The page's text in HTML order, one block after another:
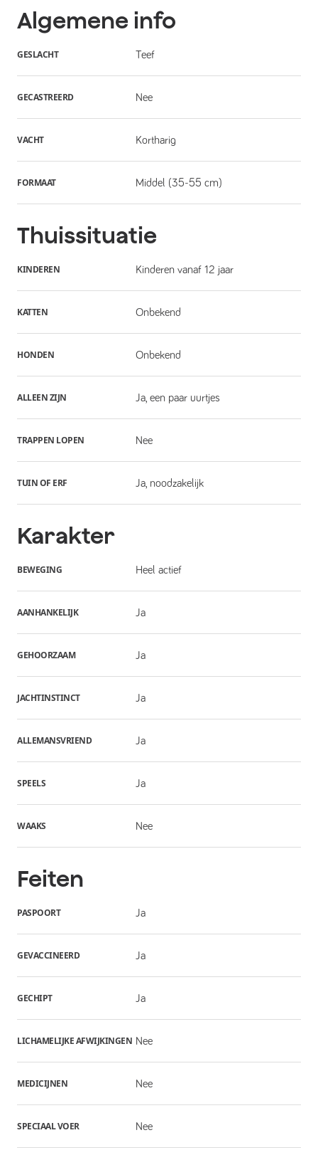
Algemene info
GESLACHT Teef
GECASTREERD Nee
VACHT Kortharig
FORMAAT Middel (35-55 cm)
Thuissituatie
KINDEREN Kinderen vanaf 12 jaar
KATTEN Onbekend
HONDEN Onbekend
ALLEEN ZIJN Ja, een paar uurtjes
TRAPPEN LOPEN Nee
TUIN OF ERF Ja, noodzakelijk
Karakter
BEWEGING Heel actief
AANHANKELIJK Ja
GEHOORZAAM Ja
JACHTINSTINCT Ja
ALLEMANSVRIEND Ja
SPEELS Ja
WAAKS Nee
Feiten
PASPOORT Ja
GEVACCINEERD Ja
GECHIPT Ja
LICHAMELIJKE AFWIJKINGEN Nee
MEDICIJNEN Nee
SPECIAAL VOER Nee